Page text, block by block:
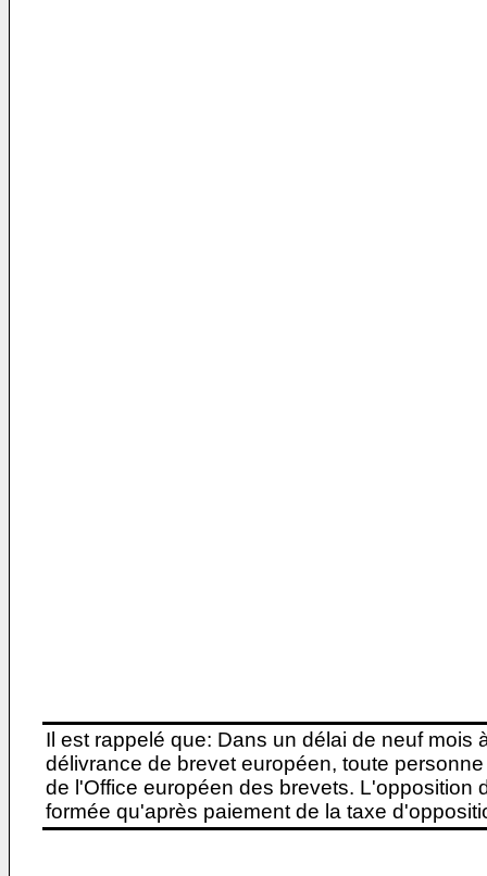
Il est rappelé que: Dans un délai de neuf
délivrance de brevet européen, toute
de l'Office européen des brevets. L'opposition
formée qu'après paiement de la taxe